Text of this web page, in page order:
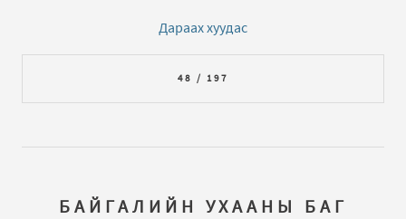
Дараах хуудас
48 / 197
БАЙГАЛИЙН УХААНЫ БАГ